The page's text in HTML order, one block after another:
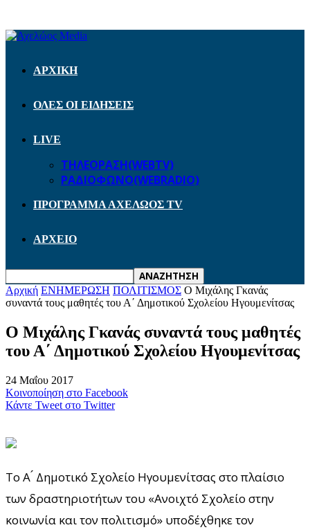
ΑΡΧΙΚΗ
ΟΛΕΣ ΟΙ ΕΙΔΗΣΕΙΣ
LIVE
ΤΗΛΕΟΡΑΣΗ(WEBTV)
ΡΑΔΙΟΦΩΝΟ(WEBRADIO)
ΠΡΟΓΡΑΜΜΑ ΑΧΕΛΩΟΣ TV
ΑΡΧΕΙΟ
Αρχική ΕΝΗΜΕΡΩΣΗ ΠΟΛΙΤΙΣΜΟΣ Ο Μιχάλης Γκανάς
συναντά τους μαθητές του Α΄ Δημοτικού Σχολείου Ηγουμενίτσας
Ο Μιχάλης Γκανάς συναντά τους μαθητές
του Α΄ Δημοτικού Σχολείου Ηγουμενίτσας
24 Μαΐου 2017
Κοινοποίηση στο Facebook
Κάντε Tweet στο Twitter
To Α ́ Δημοτικό Σχολείο Ηγουμενίτσας στο πλαίσιο
των δραστηριοτήτων του «Ανοιχτό Σχολείο στην
κοινωνία και τον πολιτισμό» υποδέχθηκε τον